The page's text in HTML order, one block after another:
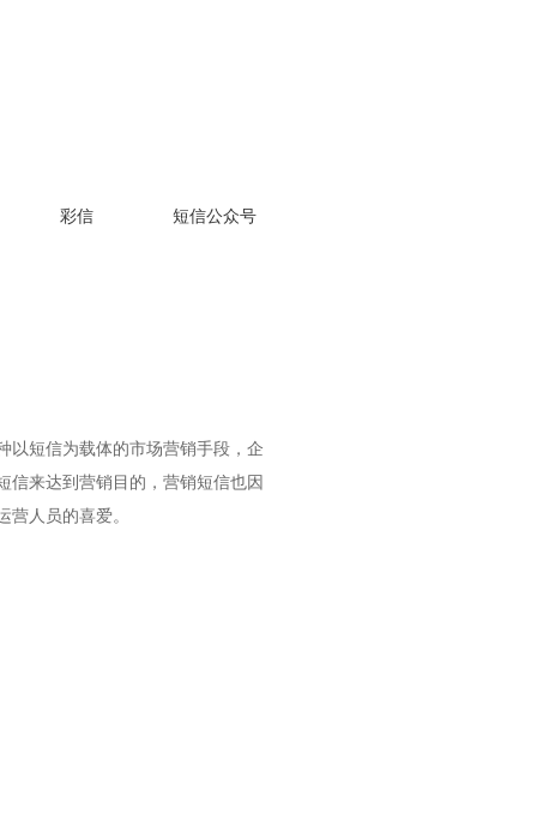
彩信 短信公众号
以短信为载体的市场营销手段，企
信来达到营销目的，营销短信也因
人员的喜爱。